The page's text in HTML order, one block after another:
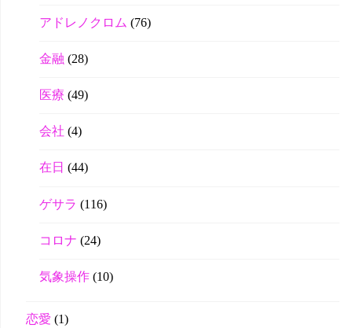
アドレノクロム (76)
金融 (28)
医療 (49)
会社 (4)
在日 (44)
ゲサラ (116)
コロナ (24)
気象操作(10)
恋愛 (1)